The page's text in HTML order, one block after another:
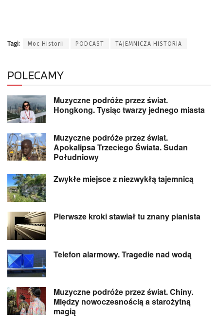
Tagi: Moc Historii PODCAST TAJEMNICZA HISTORIA
POLECAMY
Muzyczne podróże przez świat.
Hongkong. Tysiąc twarzy jednego miasta
Muzyczne podróże przez świat.
Apokalipsa Trzeciego Świata. Sudan
Południowy
Zwykłe miejsce z niezwykłą tajemnicą
Pierwsze kroki stawiał tu znany pianista
Telefon alarmowy. Tragedie nad wodą
Muzyczne podróże przez świat. Chiny.
Między nowoczesnością a starożytną
magią